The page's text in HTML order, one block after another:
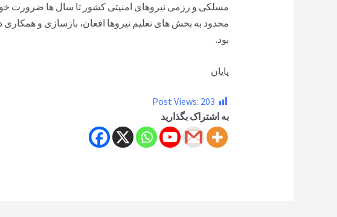
مسلکی و رزمی نیروهای امنیتی کشور تا سال ها ضرورت
محدود به بخش های تعلیم نیروها افغان، بازسازی و همکاری
بود.
پایان
Post Views: 203
به اشتراک بگذارید